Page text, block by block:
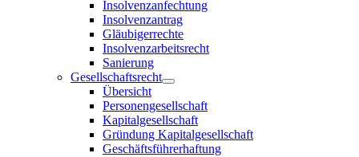
Insolvenzanfechtung
Insolvenzantrag
Gläubigerrechte
Insolvenzarbeitsrecht
Sanierung
Gesellschaftsrecht
Übersicht
Personengesellschaft
Kapitalgesellschaft
Gründung Kapitalgesellschaft
Geschäftsführerhaftung